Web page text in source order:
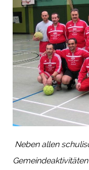
Neben allen